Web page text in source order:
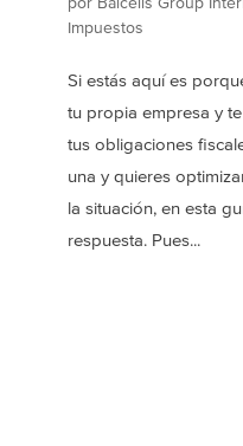
por Balcells Group
Impuestos
Si estás aquí es
tu propia empresa y
tus obligaciones
una y quieres
la situación, en esta
respuesta. Pues...